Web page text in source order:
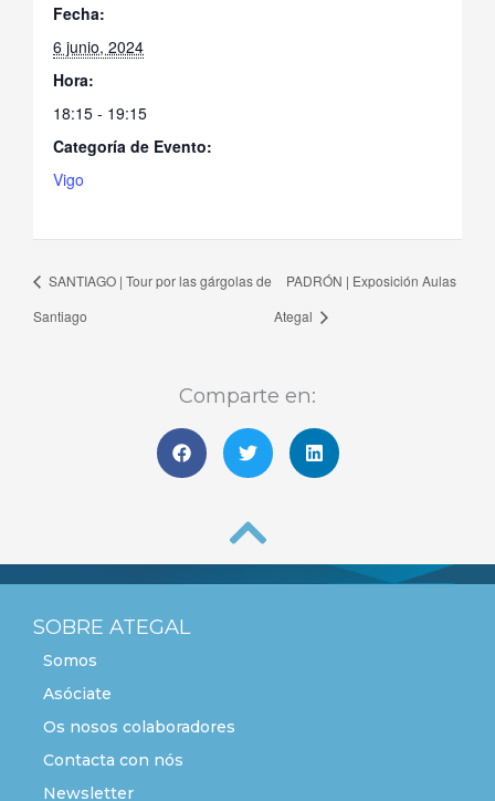
Fecha:
6 junio, 2024
Hora:
18:15 - 19:15
Categoría de Evento:
Vigo
SANTIAGO | Tour por las gárgolas de
Santiago
PADRÓN | Exposición Aulas
Ategal
Comparte en:
SOBRE ATEGAL
Somos
Asóciate
Os nosos colaboradores
Contacta con nós
Newsletter